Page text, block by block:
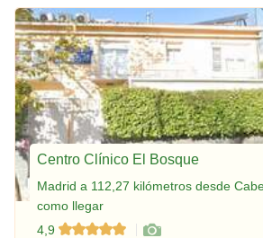
Centro Clínico El Bosque
Madrid a 112,27 kilómetros desde
como llegar
4,9